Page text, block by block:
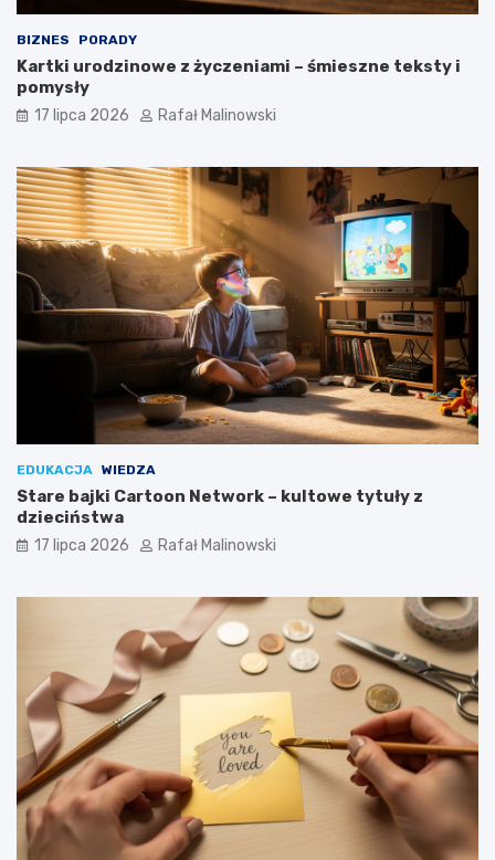
BIZNES PORADY
Kartki urodzinowe z życzeniami – śmieszne teksty i
pomysły
17 lipca 2026 Rafał Malinowski
EDUKACJA WIEDZA
Stare bajki Cartoon Network – kultowe tytuły z
dzieciństwa
17 lipca 2026 Rafał Malinowski